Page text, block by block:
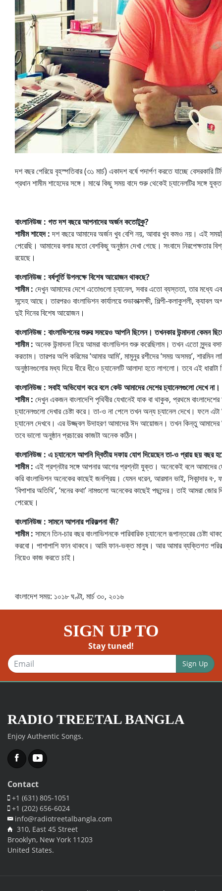
দশ বছর পেরিয়ে বৃহস্পতিবার (৩১ মার্চ) একাদশ বর্ষে পদার্পণ করতে যাচ্ছে
প্রধান শামীম শাহেদের সঙ্গে। মাঝে কিছু সময় বাদে শুরু থেকেই চ্যানেলটির সঙ্গে
বাংলানিউজ : গত দশ বছরে আপনাদের অর্জন কতোটুকু?
শামীম শাহেদ :দশ বছরে আমাদের অর্জন খুব বেশি নয়, আবার খুব কমও নয়। এই
পেরেছি। আমাদের বলার মতো বেশকিছু অনুষ্ঠান দেখা গেছে। সংবাদে নিরপেক্ষতার
রয়েছে।
বাংলানিউজ : বর্ষপূর্তি উপলক্ষে বিশেষ আয়োজন থাকছে?
শামীম : দেখুন আমাদের দেশে এতোগুলো চ্যানেল, সবার এতো ব্যস্ততা, তার মধ্যে
সন্দেহ আছে। তারপরও বাংলাভিশন কার্যালয়ে শুভাকাক্সক্ষী, শিল্পী-কলাকুশলী, ক্যাবল
দুই দিনের বিশেষ আয়োজন।
বাংলানিউজ : বাংলাভিশনের শুরুর সময়েও আপনি ছিলেন। তখনকার উন্মাদনা কেমন
শামীম : অনেক উন্মাদনা নিয়ে আমরা বাংলাভিশন শুরু করেছিলাম। তখন এতো সুন্দর
করতাম। তারপর অপি করিমের ‘আমার আমি’, মামুনুর রশীদের ‘সময় অসময়’, শারমিন
অনুষ্ঠানগুলোর মধ্য দিয়ে ধীরে ধীওে চ্যানেলটি আলাদা হতে লাগলো। তবে এই
বাংলানিউজ : সবাই অভিযোগ করে বলে কেউ আমাদের দেশের চ্যানেলগুলো দেখে
শামীম : দেখুন একজন বাংলাদেশি পৃথিবীর যেখানেই যাক বা থাকুক, প্রথমে
চ্যানেলগুলো দেখার চেষ্টা করে। তা-ও না পেলে তখন অন্য চ্যানেল দেখে। ফলে এটা
চ্যানেল দেখবে। এর উজ্জ্বল উদাহরণ আমাদের ঈদ আয়োজন। তখন কিন্তু আমাদের
তবে ভালো অনুষ্ঠান প্রচারের কাজটা অনেক কঠিন।
বাংলানিউজ : এ চ্যানেলে আপনি দ্বিতীয় দফায় যোগ দিয়েছেন তা-ও প্রায় ছয় বছর
শামীম : এই প্রশ্নটার সঙ্গে আপনার আগের প্রশ্নটা যুক্ত। অনেকেই বলে আমাদের
করি বাংলাভিশন অনেকের কাছেই জনপ্রিয়। যেমন ধরেন, আরমান ভাই, সিকান্দার ব·,
‘বিপাশার অতিথি’, ‘মনের কথা’ নামগুলো অনেকের কাছেই পছন্দের। তাই আমরা জোর
পেরেছে।
বাংলানিউজ : সামনে আপনার পরিকল্পনা কী?
শামীম : সামনে তিন-চার বছর বাংলাভিশনকে পারিবারিক চ্যানেলে রূপান্তরের চেষ্টা
করবো। পাশাপাশি ফান থাকবে। আমি ফান-ভক্ত মানুষ। আর আমার ব্যক্তিগত
নিয়েও কাজ করতে চাই।
বাংলাদেশ সময়: ১০১৮ ঘণ্টা, মার্চ ৩০, ২০১৬
SIGN UP TO
Stay tuned!
Sign Up
RADIO TREETAL BANGLA
Enjoy Authentic Songs.
FacebookTwitter
Contact
+1 (631) 805-1051
+1 (202) 656-6024
info@radiotreetalbangla.com
310, East 45 Street
Brooklyn, New York 11203
United States.